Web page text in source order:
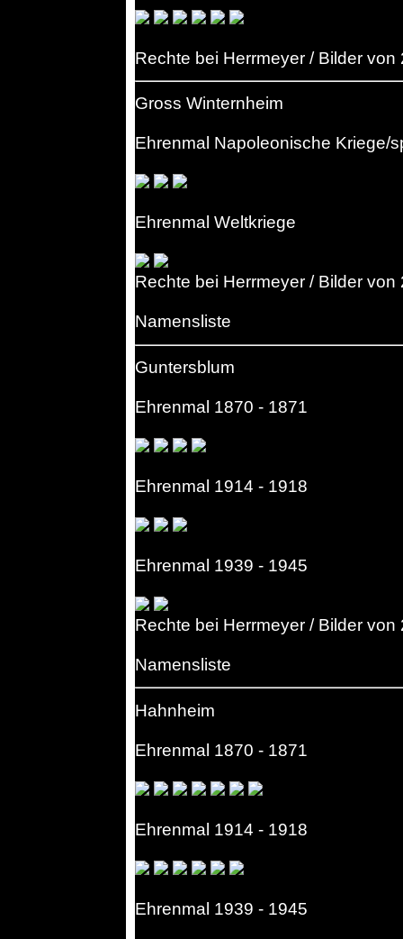
Rechte bei Herrmeyer / Bilder von
Gross Winternheim
Ehrenmal Napoleonische Kriege/
Ehrenmal Weltkriege
Rechte bei Herrmeyer / Bilder von
Namensliste
Guntersblum
Ehrenmal 1870 - 1871
Ehrenmal 1914 - 1918
Ehrenmal 1939 - 1945
Rechte bei Herrmeyer / Bilder von
Namensliste
Hahnheim
Ehrenmal 1870 - 1871
Ehrenmal 1914 - 1918
Ehrenmal 1939 - 1945